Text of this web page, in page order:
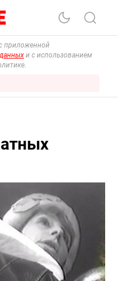
приложенной
и с использованием